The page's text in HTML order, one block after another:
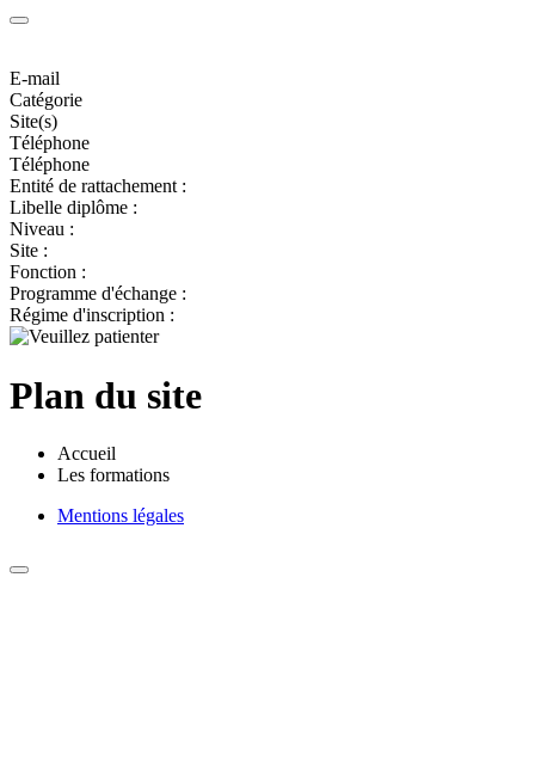
E-mail
Catégorie
Site(s)
Téléphone
Téléphone
Entité de rattachement :
Libelle diplôme :
Niveau :
Site :
Fonction :
Programme d'échange :
Régime d'inscription :
Plan du site
Accueil
Les formations
Mentions légales